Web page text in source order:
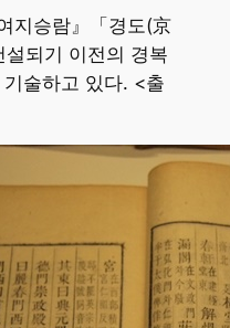
지승람』「경도(京
되기 이전의 경복
술하고 있다. <출